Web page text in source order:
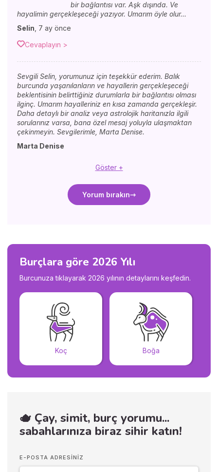
bir bağlantısı var. Aşk dışında. Ve
hayalimin gerçekleşeceği yazıyor. Umarım öyle olur...
Selin 7 ay önce
Cevaplayın >
Sevgili Selin, yorumunuz için teşekkür ederim. Balık
burcunda yaşanılanların ve hayallerin gerçekleşeceği
beklentisinin belirttiğiniz durumlarla bir bağlantısı olması
ilginç. Umarım hayalleriniz en kısa zamanda gerçekleşir.
Daha detaylı bir analiz veya astrolojik haritanızla ilgili
sorularınız varsa, bana özel mesaj yoluyla ulaşmaktan
çekinmeyin. Sevgilerimle, Marta Denise.
Marta Denise
Göster +
Yorum bırakın
Burçlara göre 2026 Yılı
Burcunuza tıklayarak 2026 yılının detaylarını keşfedin.
Koç Boğa
🫖 Çay, simit, burç yorumu...
sabahlarınıza biraz sihir katın!
E-POSTA ADRESINIZ